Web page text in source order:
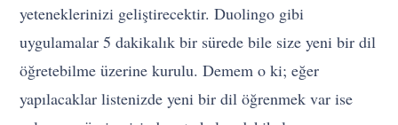
yeteneklerinizi geliştirecektir. Duolingo gibi
uygulamalar 5 dakikalık bir sürede bile size yeni bir dil
öğretebilme üzerine kurulu. Demem o ki; eğer
yapılacaklar listenizde yeni bir dil öğrenmek var ise